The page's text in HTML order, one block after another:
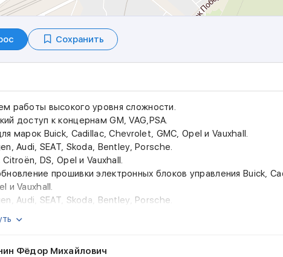
Сохранить
работы высокого уровня сложности.
доступ к концернам GM, VAG,PSA.
марок Buick, Cadillac, Chevrolet, GMC, Opel и Vauxhall.
Audi, SEAT, Skoda, Bentley, Porsche.
DS, Opel и Vauxhall.
прошивки электронных блоков управления Buick,
и Vauxhall.
Audi, SEAT, Skoda, Bentley, Porsche.
DS, Opel и Vauxhall.
Buick, Cadillac, Chevrolet, GMC, Opel и Vauxhall.
Фёдор Михайлович